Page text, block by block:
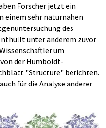
Forscher jetzt ein
einem sehr naturnahen
des
unter anderem zuvor
um
der Humboldt-
"Structure" berichten.
für die Analyse anderer